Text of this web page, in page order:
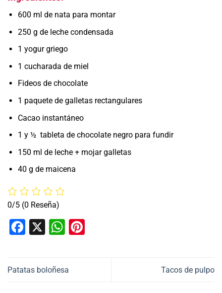
600 ml de nata para montar
250 g de leche condensada
1 yogur griego
1 cucharada de miel
Fideos de chocolate
1 paquete de galletas rectangulares
Cacao instantáneo
1 y ½ tableta de chocolate negro para fundir
150 ml de leche + mojar galletas
40 g de maicena
0/5 (0 Reseña)
Facebook
X WhatsApp
Patatas boloñesa Tacos de pulpo